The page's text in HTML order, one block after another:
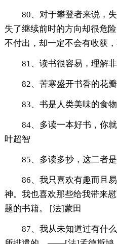
80、对于攀登者来说，
失了继续前时的方向却很危
不付出，却一定不会有收获，
81、读书很容易，理解非
82、苦寒盛开书香的花
83、书是人类美味的食物
84、多读一本好书，你
叶超智
85、多读多抄，这二者
86、我只喜欢有趣而且
神。我也喜欢那些给我带来
题的书籍。 [法]蒙田
87、我从未知道过有什